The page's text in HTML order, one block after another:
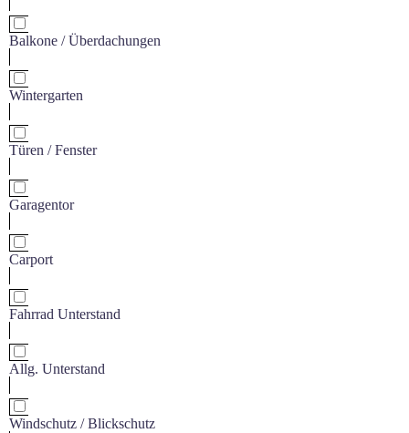
Balkone / Überdachungen
Wintergarten
Türen / Fenster
Garagentor
Carport
Fahrrad Unterstand
Allg. Unterstand
Windschutz / Blickschutz